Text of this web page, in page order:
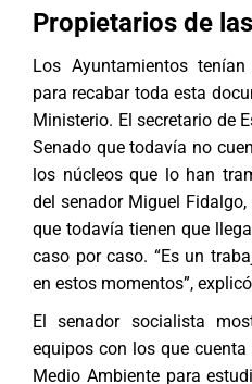
Propietarios de
Los Ayuntamientos
para recabar toda esta
Ministerio. El secretario de
Senado que todavía no
los núcleos que lo han
del senador Miguel Fidalgo,
que todavía tienen que
caso por caso. “Es un
en estos momentos”,
El senador socialista
equipos con los que
Medio Ambiente para